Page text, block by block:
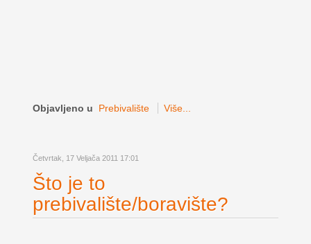
Objavljeno u Prebivalište Više...
Četvrtak, 17 Veljača 2011 17:01
Što je to
prebivalište/boravište?